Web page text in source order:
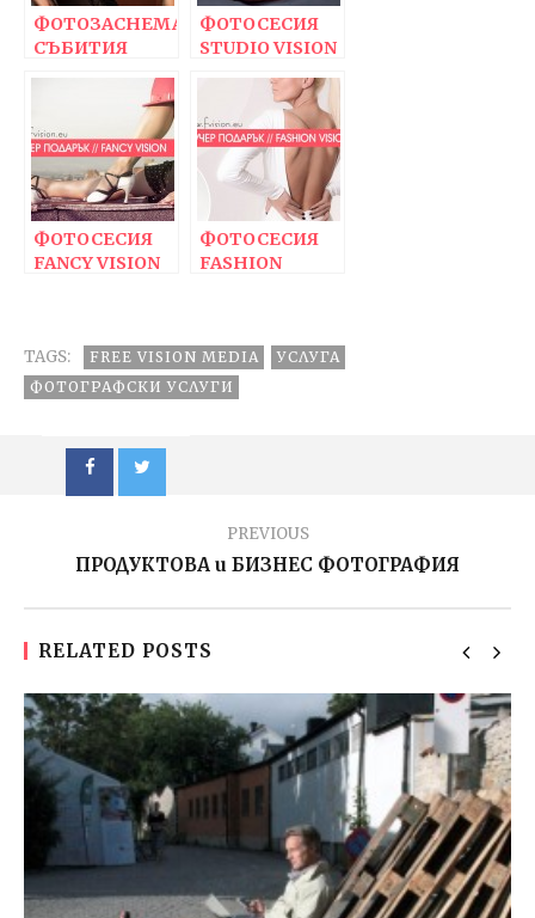
ФОТОЗАСНЕМАНЕ
СЪБИТИЯ
ФОТОСЕСИЯ
STUDIO VISION
ФОТОСЕСИЯ
FANCY VISION
ФОТОСЕСИЯ
FASHION
TAGS: FREE VISION MEDIA
УСЛУГА
ФОТОГРАФСКИ УСЛУГИ
PREVIOUS
ПРОДУКТОВА и БИЗНЕС ФОТОГРАФИЯ
RELATED POSTS